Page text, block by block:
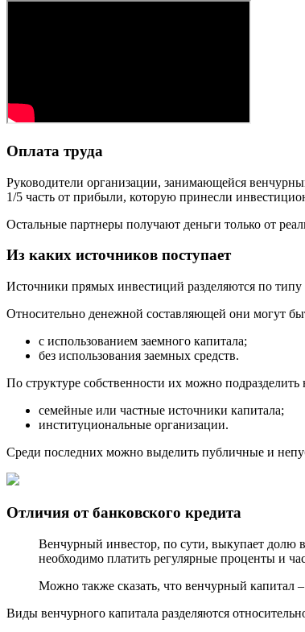
Оплата труда
Руководители организации, занимающейся
1/5 часть от прибыли, которую принесли
Остальные партнеры получают деньги только от
Из каких источников поступает
Источники прямых инвестиций разделяются по типу
Относительно денежной составляющей они могут
с использованием заемного капитала;
без использования заемных средств.
По структуре собственности их можно подразделить
семейные или частные источники капитала;
институциональные организации.
Среди последних можно выделить публичные и
Отличия от банковского кредита
Венчурный инвестор, по сути, выкупает долю
необходимо платить регулярные проценты и
Можно также сказать, что венчурный капитал
Виды венчурного капитала разделяются